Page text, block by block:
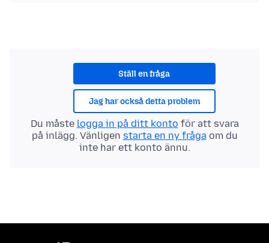
Ställ en fråga
Jag har också detta problem
Du måste logga in på ditt konto för att svara
på inlägg. Vänligen starta en ny fråga om du
inte har ett konto ännu.